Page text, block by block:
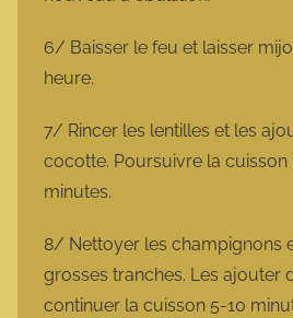
6/ Baisser le feu et laisser
heure.
7/ Rincer les lentilles et les
cocotte. Poursuivre la cuisson
minutes.
8/ Nettoyer les champignons
grosses tranches. Les ajouter
continuer la cuisson 5-10